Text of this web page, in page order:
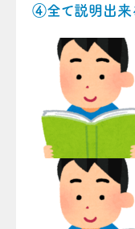
④全て説明出来